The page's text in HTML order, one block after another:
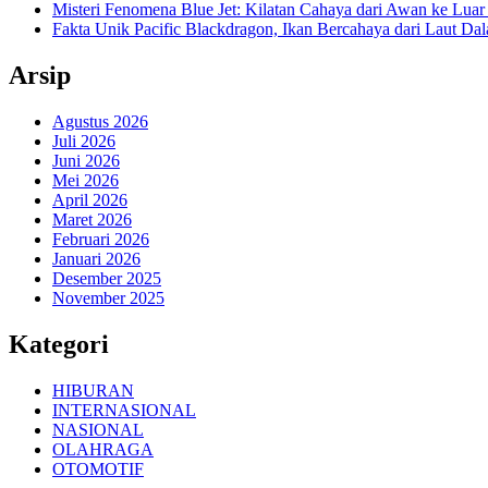
Misteri Fenomena Blue Jet: Kilatan Cahaya dari Awan ke Luar
Fakta Unik Pacific Blackdragon, Ikan Bercahaya dari Laut
Arsip
Agustus 2026
Juli 2026
Juni 2026
Mei 2026
April 2026
Maret 2026
Februari 2026
Januari 2026
Desember 2025
November 2025
Kategori
HIBURAN
INTERNASIONAL
NASIONAL
OLAHRAGA
OTOMOTIF